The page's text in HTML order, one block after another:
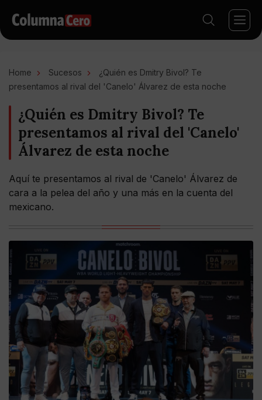
Home Sucesos
¿Quién es Dmitry Bivol? Te
presentamos al rival del 'Canelo' Álvarez de esta noche
¿Quién es Dmitry Bivol? Te
presentamos al rival del 'Canelo'
Álvarez de esta noche
Aquí te presentamos al rival de 'Canelo' Álvarez de
cara a la pelea del año y una más en la cuenta del
mexicano.